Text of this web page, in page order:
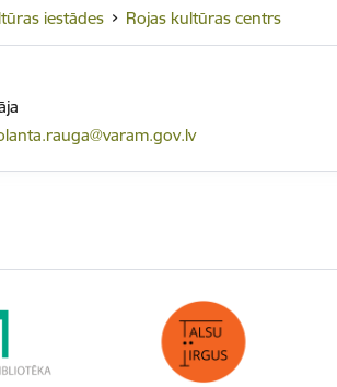
iestādes Rojas kultūras centrs
pasts: